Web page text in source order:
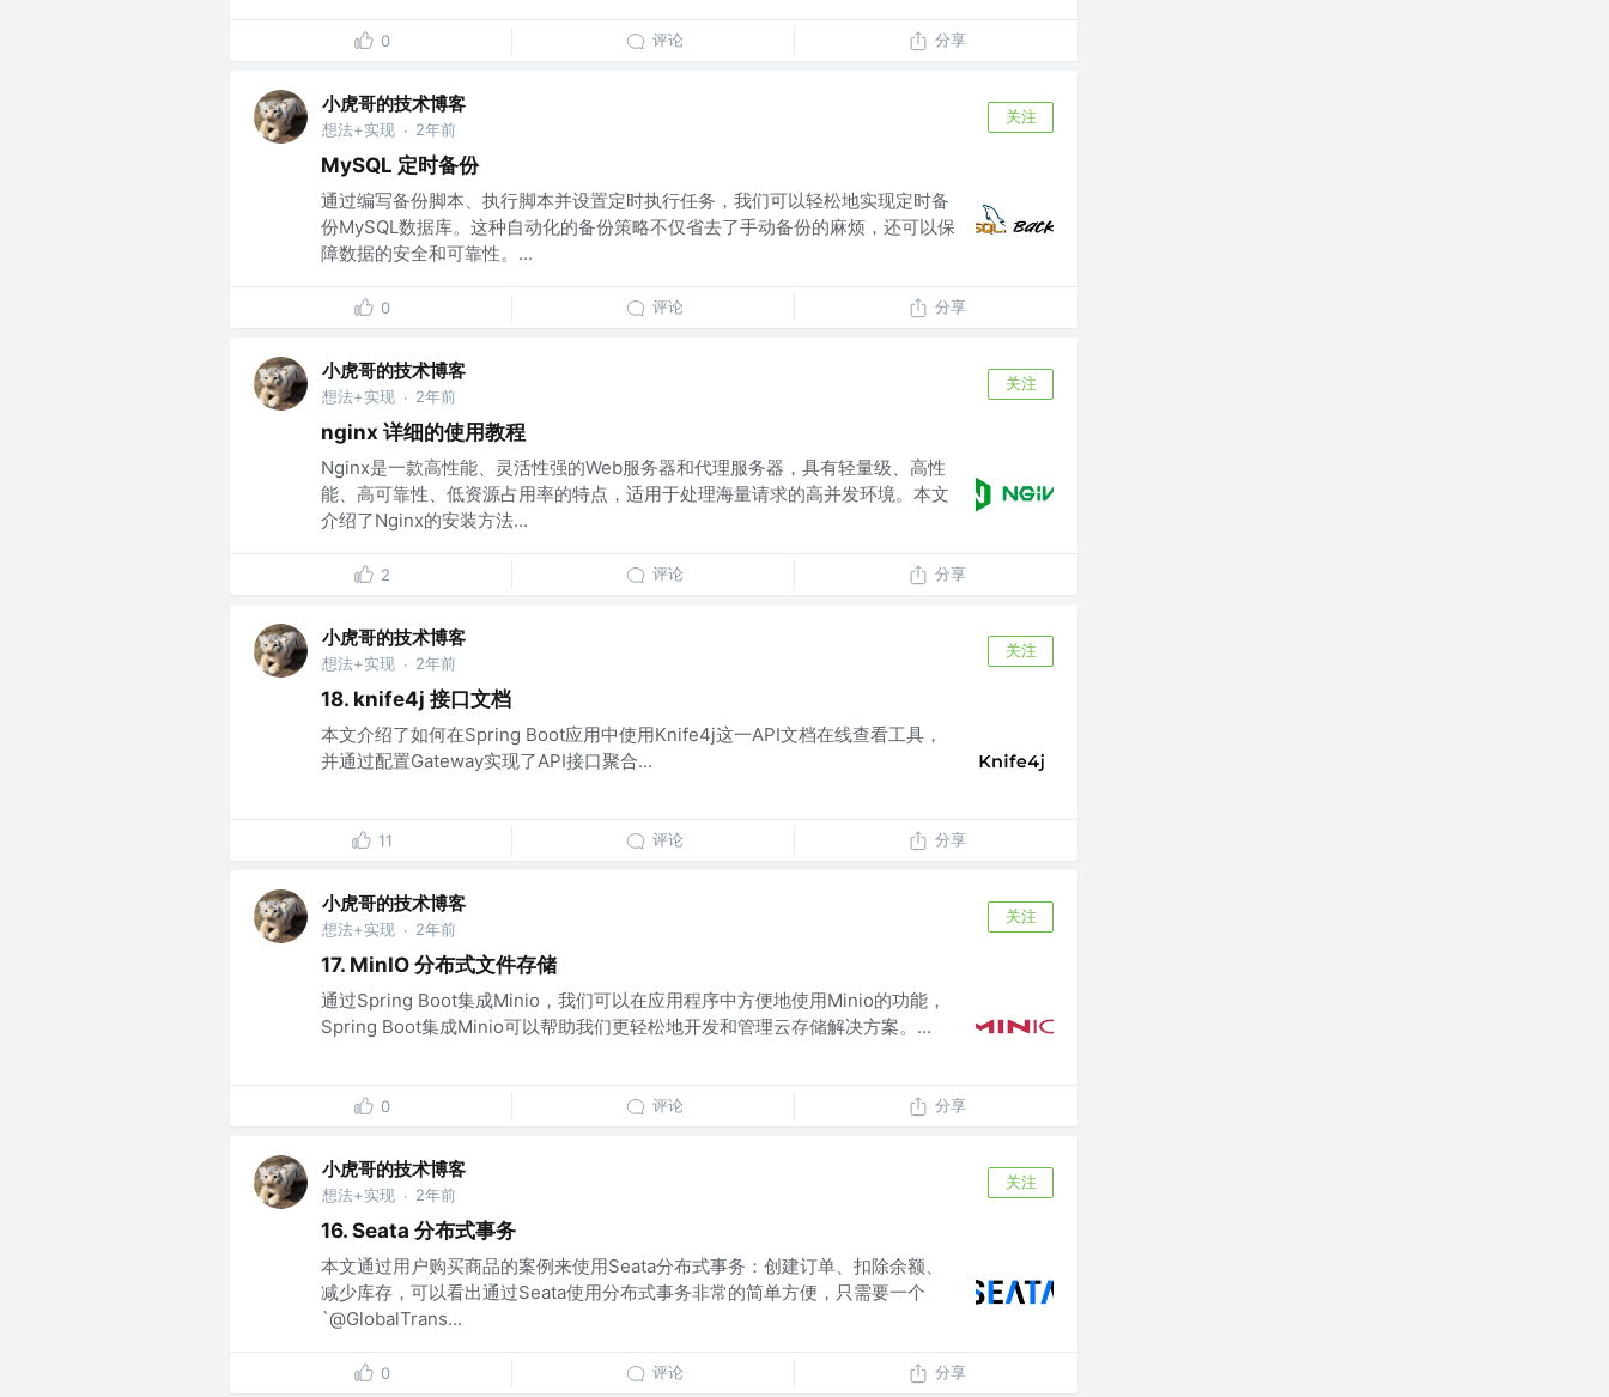
0 评论 分享
小虎哥的技术博客
想法+实现 · 2年前
关注
MySQL 定时备份
通过编写备份脚本、执行脚本并设置定时执行任务，我们可以轻松地实现定时备
份MySQL数据库。这种自动化的备份策略不仅省去了手动备份的麻烦，还可以保
障数据的安全和可靠性。...
0 评论 分享
小虎哥的技术博客
想法+实现 · 2年前
关注
nginx 详细的使用教程
Nginx是一款高性能、灵活性强的Web服务器和代理服务器，具有轻量级、高性
能、高可靠性、低资源占用率的特点，适用于处理海量请求的高并发环境。本文
介绍了Nginx的安装方法...
2 评论 分享
小虎哥的技术博客
想法+实现 · 2年前
关注
18. knife4j 接口文档
本文介绍了如何在Spring Boot应用中使用Knife4j这一API文档在线查看工具，
并通过配置Gateway实现了API接口聚合...
11 评论 分享
小虎哥的技术博客
想法+实现 · 2年前
关注
17. MinIO 分布式文件存储
通过Spring Boot集成Minio，我们可以在应用程序中方便地使用Minio的功能，
Spring Boot集成Minio可以帮助我们更轻松地开发和管理云存储解决方案。...
0 评论 分享
小虎哥的技术博客
想法+实现 · 2年前
关注
16. Seata 分布式事务
本文通过用户购买商品的案例来使用Seata分布式事务：创建订单、扣除余额、
减少库存，可以看出通过Seata使用分布式事务非常的简单方便，只需要一个
`@GlobalTrans...
0 评论 分享